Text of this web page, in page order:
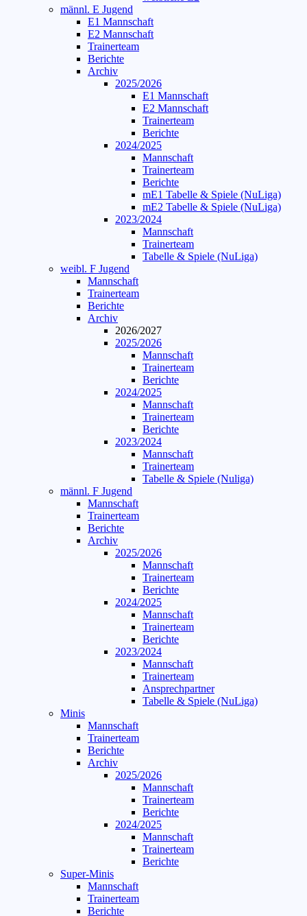
männl. E Jugend
E1 Mannschaft
E2 Mannschaft
Trainerteam
Berichte
Archiv
2025/2026
E1 Mannschaft
E2 Mannschaft
Trainerteam
Berichte
2024/2025
Mannschaft
Trainerteam
Berichte
mE1 Tabelle & Spiele (NuLiga)
mE2 Tabelle & Spiele (NuLiga)
2023/2024
Mannschaft
Trainerteam
Tabelle & Spiele (NuLiga)
weibl. F Jugend
Mannschaft
Trainerteam
Berichte
Archiv
2026/2027
2025/2026
Mannschaft
Trainerteam
Berichte
2024/2025
Mannschaft
Trainerteam
Berichte
2023/2024
Mannschaft
Trainerteam
Tabelle & Spiele (Nuliga)
männl. F Jugend
Mannschaft
Trainerteam
Berichte
Archiv
2025/2026
Mannschaft
Trainerteam
Berichte
2024/2025
Mannschaft
Trainerteam
Berichte
2023/2024
Mannschaft
Trainerteam
Ansprechpartner
Tabelle & Spiele (NuLiga)
Minis
Mannschaft
Trainerteam
Berichte
Archiv
2025/2026
Mannschaft
Trainerteam
Berichte
2024/2025
Mannschaft
Trainerteam
Berichte
Super-Minis
Mannschaft
Trainerteam
Berichte